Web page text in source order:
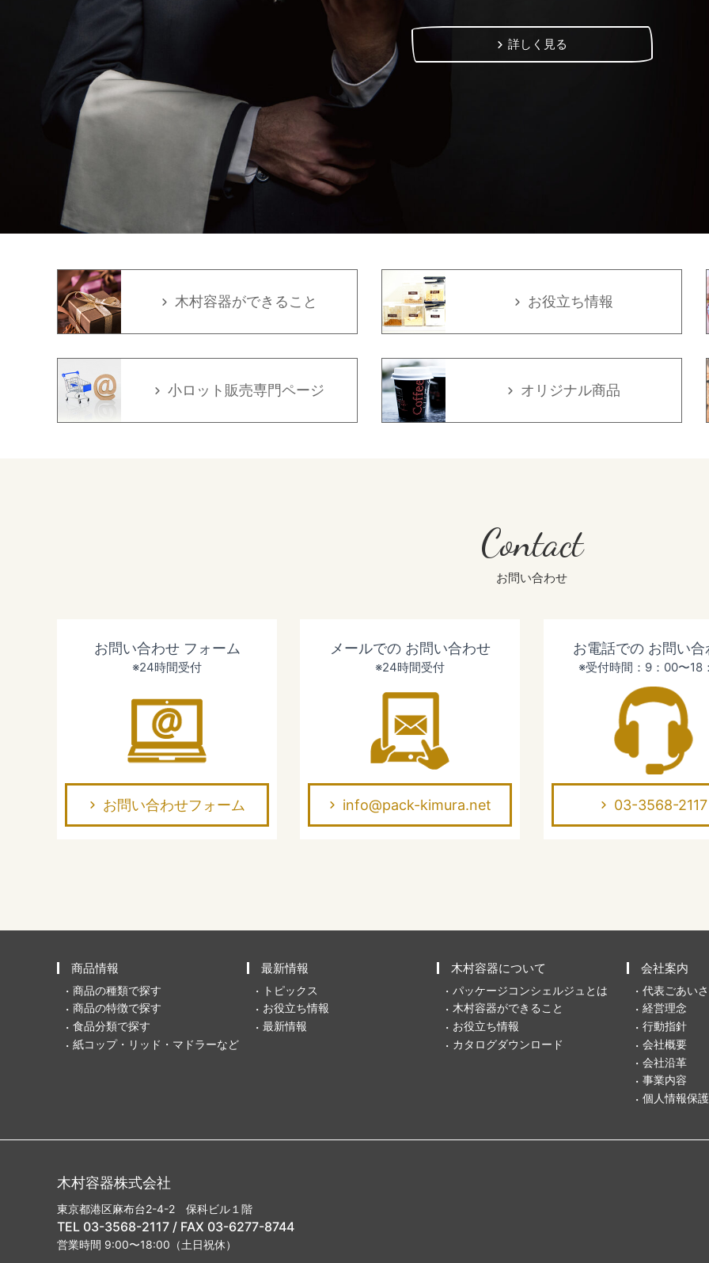
詳しく見る
木村容器ができること お役立ち情報
小ロット販売専門ページ オリジナル商品
Contact
お問い合わせ
お問い合わせ フォーム
※24時間受付
お問い合わせフォーム
メールでの お問い合わせ
※24時間受付
info@pack-kimura.net
お電話での お問い合
※受付時間：9：00〜18
03-3568-2117
商品情報
商品の種類で探す
商品の特徴で探す
食品分類で探す
紙コップ・リッド・マドラーなど
最新情報
トピックス
お役立ち情報
最新情報
木村容器について
パッケージコンシェルジュとは
木村容器ができること
お役立ち情報
カタログダウンロード
会社案内
代表ごあい
経営理念
行動指針
会社概要
会社沿革
事業内容
個人情報保
木村容器株式会社
東京都港区麻布台2-4-2 保科ビル１階
TEL 03-3568-2117 / FAX 03-6277-8744
営業時間 9:00〜18:00（土日祝休）